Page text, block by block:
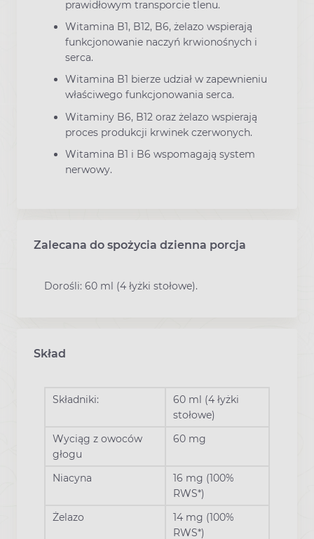
prawidłowym transporcie tlenu.
Witamina B1, B12, B6, żelazo wspierają
funkcjonowanie naczyń krwionośnych i
serca.
Witamina B1 bierze udział w zapewnieniu
właściwego funkcjonowania serca.
Witaminy B6, B12 oraz żelazo wspierają
proces produkcji krwinek czerwonych.
Witamina B1 i B6 wspomagają system
nerwowy.
Zalecana do spożycia dzienna porcja
Dorośli: 60 ml (4 łyżki stołowe).
Skład
Składniki:
60 ml (4 łyżki
stołowe)
Wyciąg z owoców
głogu
60 mg
Niacyna
16 mg (100%
RWS*)
Żelazo
14 mg (100%
RWS*)